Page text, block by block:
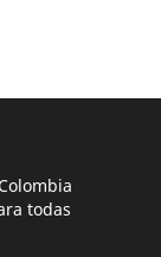
todas